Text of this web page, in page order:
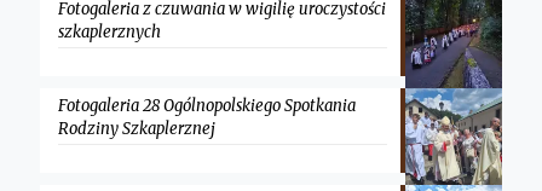
Fotogaleria z czuwania w wigilię uroczystości
szkaplerznych
Fotogaleria 28 Ogólnopolskiego Spotkania
Rodziny Szkaplerznej